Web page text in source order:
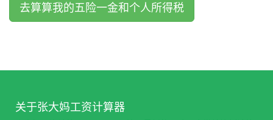
去算算我的五险一金和个人所得税
关于张大妈工资计算器